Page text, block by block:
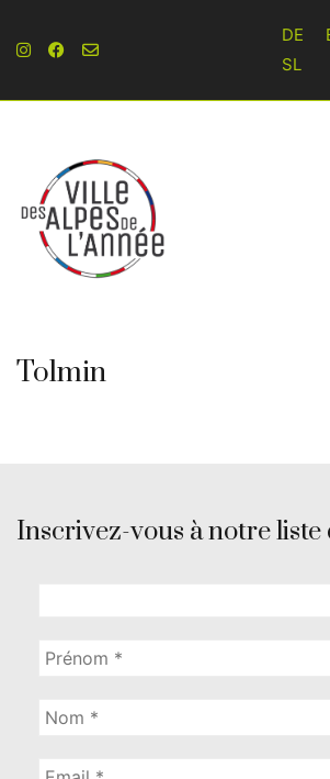
DE
SL
Tolmin
Inscrivez-vous à notre liste